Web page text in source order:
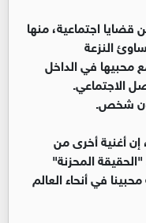
قضايا اجتماعية، منها
النزعة
محبيها في الداخل
الاجتماعي.
إن أغنية أخرى من
المحزنة"
في أنحاء العالم